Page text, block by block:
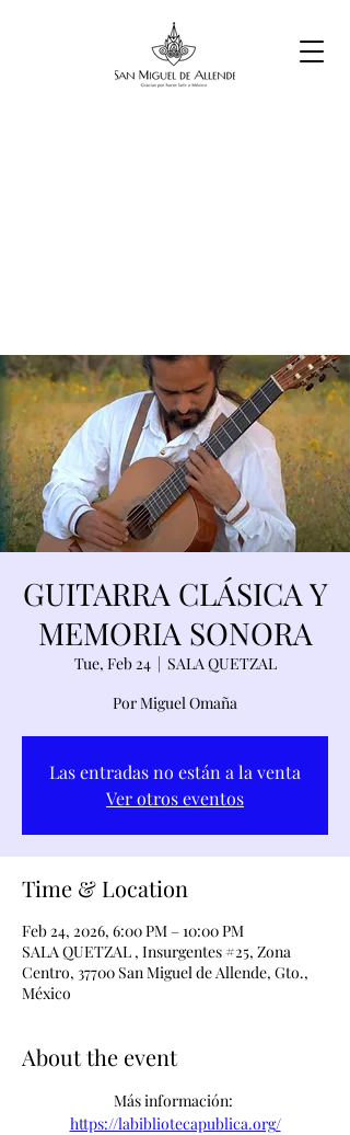
GUITARRA CLÁSICA Y
MEMORIA SONORA
Tue, Feb 24
  |
SALA QUETZAL
Por Miguel Omaña
Las entradas no están a la venta
Ver otros eventos
Time & Location
Feb 24, 2026, 6:00 PM – 10:00 PM
SALA QUETZAL , Insurgentes #25, Zona
Centro, 37700 San Miguel de Allende, Gto.,
México
About the event
Más información:
https://labibliotecapublica.org/